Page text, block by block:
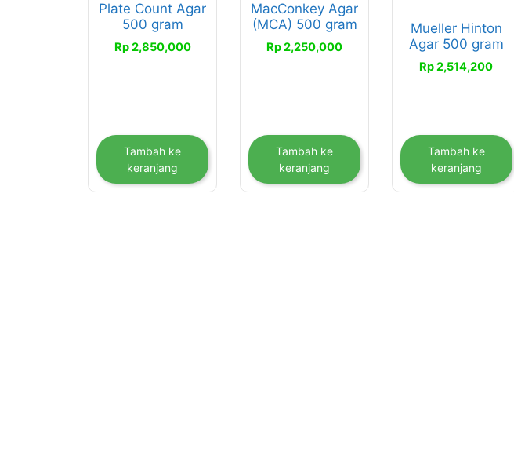
Plate Count Agar
500 gram
Rp2,850,000
Tambah ke
keranjang
MacConkey Agar
(MCA) 500 gram
Rp2,250,000
Tambah ke
keranjang
Mueller Hinton
Agar 500 gram
Rp2,514,200
Tambah ke
keranjang